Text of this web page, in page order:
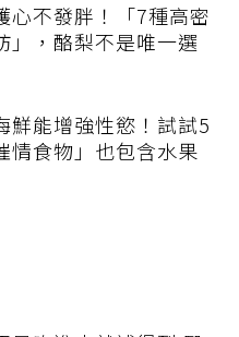
心不發胖！「7種高密
」，酪梨不是唯一選
鮮能增強性慾！試試5
情食物」也包含水果